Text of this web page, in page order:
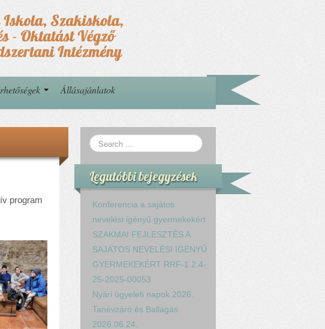
Állásajánlatok
program
Legutóbbi bejegyzések
Konferencia a sajátos
nevelési igényű gyermekekért
SZAKMAI FEJLESZTÉS A
SAJÁTOS NEVELÉSI IGÉNYŰ
GYERMEKEKÉRT RRF-1.2.4-
25-2025-00053
Nyári ügyeleti napok 2026.
Tanévzáró és Ballagás
2026.06.24.